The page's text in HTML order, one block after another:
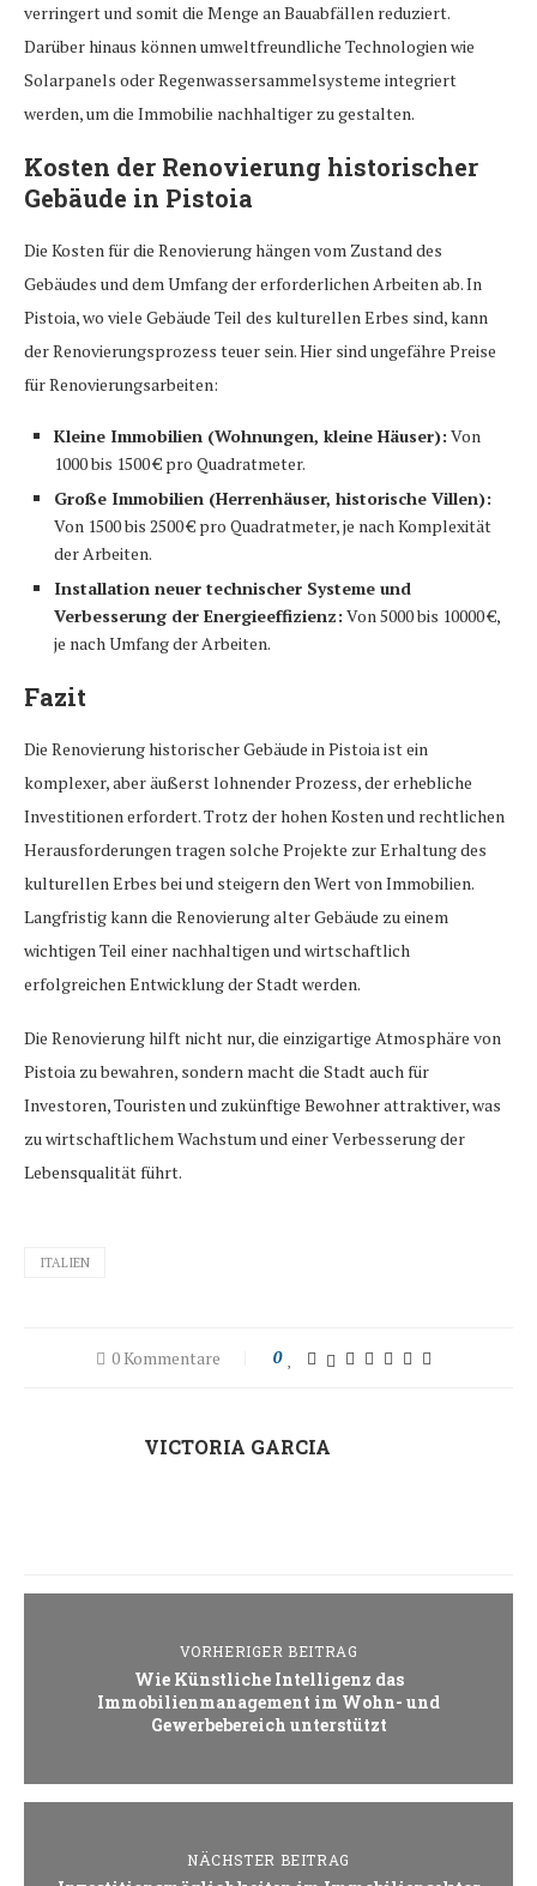
verringert und somit die Menge an Bauabfällen reduziert.
Darüber hinaus können umweltfreundliche Technologien wie
Solarpanels oder Regenwassersammelsysteme integriert
werden, um die Immobilie nachhaltiger zu gestalten.
Kosten der Renovierung historischer
Gebäude in Pistoia
Die Kosten für die Renovierung hängen vom Zustand des
Gebäudes und dem Umfang der erforderlichen Arbeiten ab. In
Pistoia, wo viele Gebäude Teil des kulturellen Erbes sind, kann
der Renovierungsprozess teuer sein. Hier sind ungefähre Preise
für Renovierungsarbeiten:
Kleine Immobilien (Wohnungen, kleine Häuser): Von
1000 bis 1500 € pro Quadratmeter.
Große Immobilien (Herrenhäuser, historische Villen):
Von 1500 bis 2500 € pro Quadratmeter, je nach Komplexität
der Arbeiten.
Installation neuer technischer Systeme und
Verbesserung der Energieeffizienz: Von 5000 bis 10000 €,
je nach Umfang der Arbeiten.
Fazit
Die Renovierung historischer Gebäude in Pistoia ist ein
komplexer, aber äußerst lohnender Prozess, der erhebliche
Investitionen erfordert. Trotz der hohen Kosten und rechtlichen
Herausforderungen tragen solche Projekte zur Erhaltung des
kulturellen Erbes bei und steigern den Wert von Immobilien.
Langfristig kann die Renovierung alter Gebäude zu einem
wichtigen Teil einer nachhaltigen und wirtschaftlich
erfolgreichen Entwicklung der Stadt werden.
Die Renovierung hilft nicht nur, die einzigartige Atmosphäre von
Pistoia zu bewahren, sondern macht die Stadt auch für
Investoren, Touristen und zukünftige Bewohner attraktiver, was
zu wirtschaftlichem Wachstum und einer Verbesserung der
Lebensqualität führt.
ITALIEN
0 Kommentare 0
VICTORIA GARCIA
VORHERIGER BEITRAG
Wie Künstliche Intelligenz das
Immobilienmanagement im Wohn- und
Gewerbebereich unterstützt
NÄCHSTER BEITRAG